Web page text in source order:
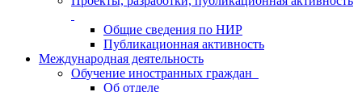
Общие сведения по НИР
Публикационная активность
Международная деятельность
Обучение иностранных граждан
Об отделе